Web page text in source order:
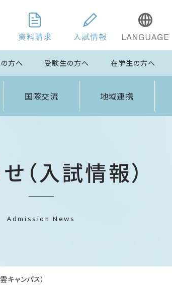
方へ 受験生の方へ 在学生の方へ
国際交流 地域連携
（入試情報）
Admission News
ャンパス）